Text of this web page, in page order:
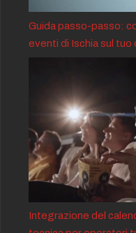
Guida passo-passo:
eventi di Ischia sul tuo
Integrazione del